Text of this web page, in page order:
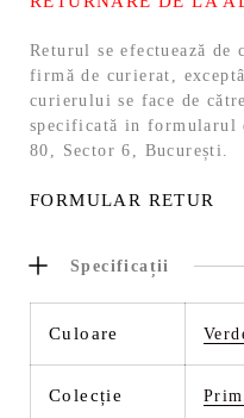
Returul se efectuează de
firmă de curierat,
curierului se face de
specificată in formularul
80, Sector 6, București.
FORMULAR RETUR
Specificații
Culoare
Colecție